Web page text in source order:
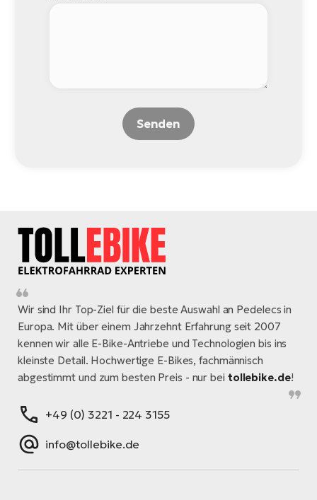
Senden
Wir sind Ihr Top-Ziel für die beste Auswahl an Pedelecs in
Europa. Mit über einem Jahrzehnt Erfahrung seit 2007
kennen wir alle E-Bike-Antriebe und Technologien bis ins
kleinste Detail. Hochwertige E-Bikes, fachmännisch
abgestimmt und zum besten Preis - nur bei tollebike.de!
+49 (0) 3221 - 224 3155
info@tollebike.de